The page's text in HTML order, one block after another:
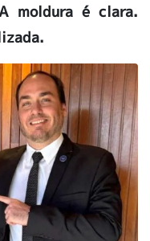
moldura é clara.